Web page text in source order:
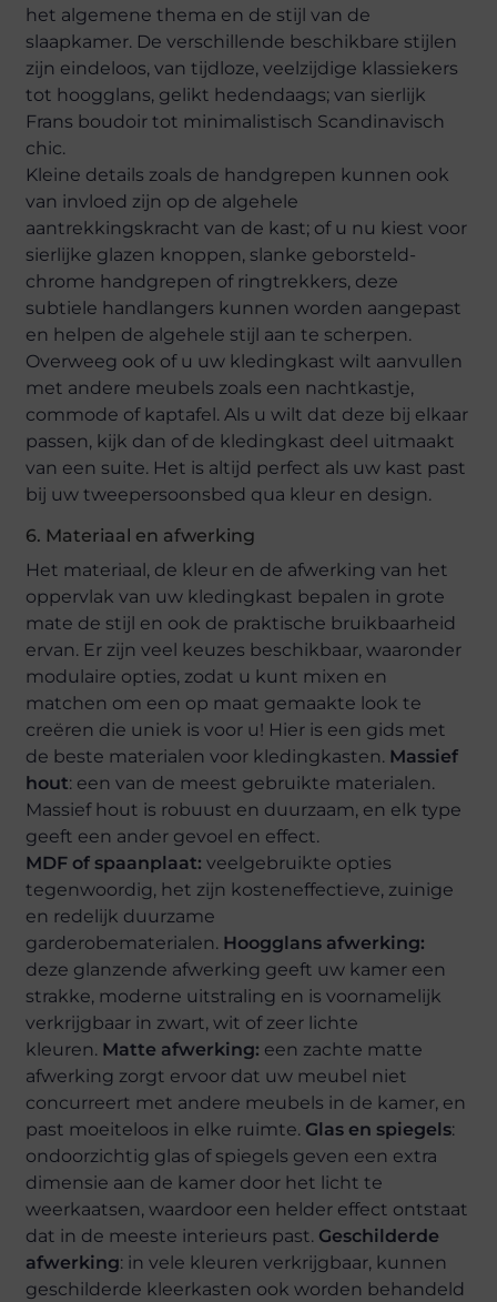
het algemene thema en de stijl van de
slaapkamer. De verschillende beschikbare stijlen
zijn eindeloos, van tijdloze, veelzijdige klassiekers
tot hoogglans, gelikt hedendaags; van sierlijk
Frans boudoir tot minimalistisch Scandinavisch
chic.
Kleine details zoals de handgrepen kunnen ook
van invloed zijn op de algehele
aantrekkingskracht van de kast; of u nu kiest voor
sierlijke glazen knoppen, slanke geborsteld-
chrome handgrepen of ringtrekkers, deze
subtiele handlangers kunnen worden aangepast
en helpen de algehele stijl aan te scherpen.
Overweeg ook of u uw kledingkast wilt aanvullen
met andere meubels zoals een nachtkastje,
commode of kaptafel. Als u wilt dat deze bij elkaar
passen, kijk dan of de kledingkast deel uitmaakt
van een suite. Het is altijd perfect als uw kast past
bij uw tweepersoonsbed qua kleur en design.
6. Materiaal en afwerking
Het materiaal, de kleur en de afwerking van het
oppervlak van uw kledingkast bepalen in grote
mate de stijl en ook de praktische bruikbaarheid
ervan. Er zijn veel keuzes beschikbaar, waaronder
modulaire opties, zodat u kunt mixen en
matchen om een op maat gemaakte look te
creëren die uniek is voor u! Hier is een gids met
de beste materialen voor kledingkasten. Massief
hout: een van de meest gebruikte materialen.
Massief hout is robuust en duurzaam, en elk type
geeft een ander gevoel en effect.
MDF of spaanplaat: veelgebruikte opties
tegenwoordig, het zijn kosteneffectieve, zuinige
en redelijk duurzame
garderobematerialen. Hoogglans afwerking:
deze glanzende afwerking geeft uw kamer een
strakke, moderne uitstraling en is voornamelijk
verkrijgbaar in zwart, wit of zeer lichte
kleuren. Matte afwerking: een zachte matte
afwerking zorgt ervoor dat uw meubel niet
concurreert met andere meubels in de kamer, en
past moeiteloos in elke ruimte. Glas en spiegels:
ondoorzichtig glas of spiegels geven een extra
dimensie aan de kamer door het licht te
weerkaatsen, waardoor een helder effect ontstaat
dat in de meeste interieurs past. Geschilderde
afwerking: in vele kleuren verkrijgbaar, kunnen
geschilderde kleerkasten ook worden behandeld